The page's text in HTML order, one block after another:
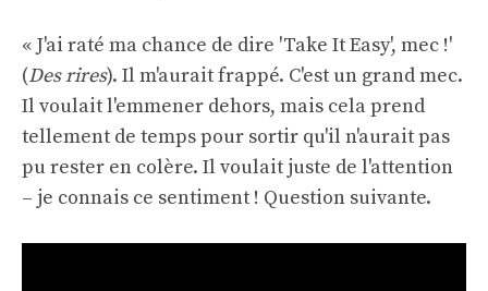
« J'ai raté ma chance de dire 'Take It Easy', mec !'
(Des rires). Il m'aurait frappé. C'est un grand mec.
Il voulait l'emmener dehors, mais cela prend
tellement de temps pour sortir qu'il n'aurait pas
pu rester en colère. Il voulait juste de l'attention
– je connais ce sentiment ! Question suivante.